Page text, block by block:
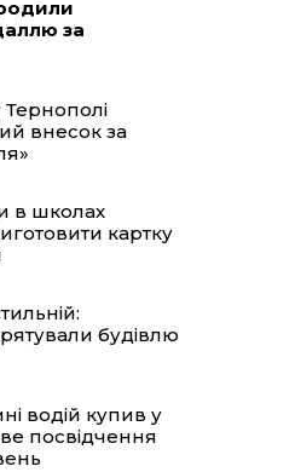
за
внесок за
в школах
картку
будівлю
водій купив у
посвідчення